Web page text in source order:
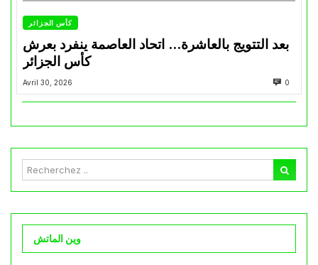
كأس الجزائر
بعد التتويج بالعاشرة… اتحاد العاصمة ينفرد بعرش
كأس الجزائر
Avril 30, 2026 0
وين الماتش